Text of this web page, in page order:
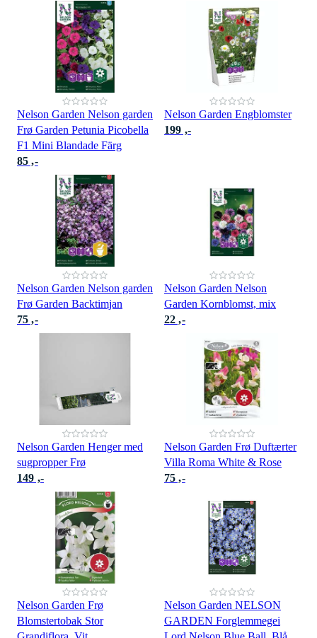
Nelson Garden Nelson garden
Frø Garden Petunia Picobella
F1 Mini Blandade Färg
85 ,-
Nelson Garden Engblomster
199 ,-
Nelson Garden Nelson garden
Frø Garden Backtimjan
75 ,-
Nelson Garden Nelson
Garden Kornblomst, mix
22 ,-
Nelson Garden Henger med
sugpropper Frø
149 ,-
Nelson Garden Frø Duftærter
Villa Roma White & Rose
75 ,-
Nelson Garden Frø
Blomstertobak Stor
Nelson Garden NELSON
GARDEN Forglemmegei